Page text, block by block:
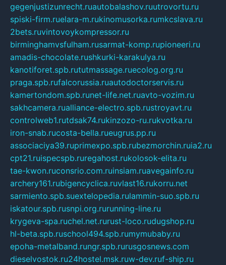
gegenjustizunrecht.ruautobalashov.ruutrovortu.ru
spiski-firm.ruelara-m.rukinomusorka.rumkcslava.ru
2bets.ruvintovoykompressor.ru
birminghamvsfulham.rusarmat-komp.rupioneeri.ru
amadis-chocolate.rushkurki-karakulya.ru
kanotiforet.spb.rututmassage.ruecolog.org.ru
praga.spb.rufalcorussia.ruautodoctorservis.ru
kamertondom.spb.runet-life.net.ruavto-vozim.ru
sakhcamera.rualliance-electro.spb.rustroyavt.ru
controlweb1.rutdsak74.rukinzozo-ru.rukvotka.ru
iron-snab.rucosta-bella.rueugrus.pp.ru
associaciya39.ruprimexpo.spb.rubezmorchin.ruia2.ru
cpt21.ruispecspb.ruregahost.rukolosok-elita.ru
tae-kwon.ruconsrio.com.ruinsiam.ruavegainfo.ru
archery161.rubigencyclica.ruvlast16.rukorru.net
sarmiento.spb.suextelopedia.rulammin-suo.spb.ru
iskatour.spb.rusnpi.org.rurunning-line.ru
krygeva-spa.ruchel.net.rurust-loco.rudugshop.ru
hl-beta.spb.ruschool494.spb.rumymubaby.ru
epoha-metalband.rungr.spb.rurusgosnews.com
dieselvostok.ru24hostel.msk.ruw-dev.ruf-ship.ru